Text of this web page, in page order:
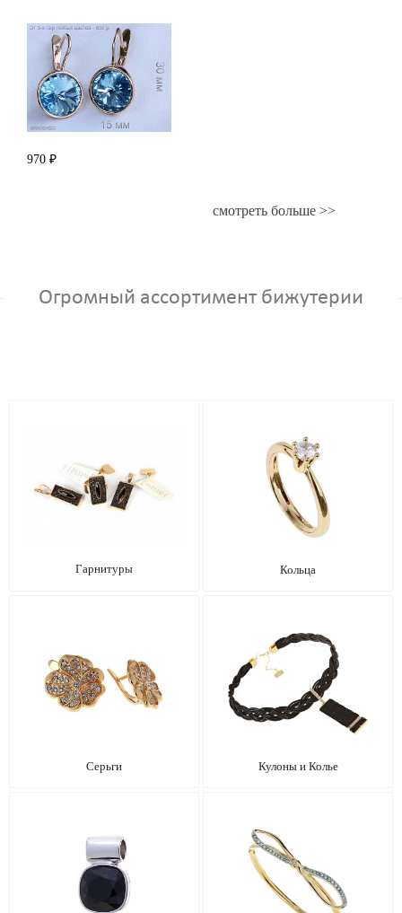
970 ₽
смотреть больше >>
Огромный ассортимент бижутерии
Гарнитуры Кольца
Серьги Кулоны и Колье